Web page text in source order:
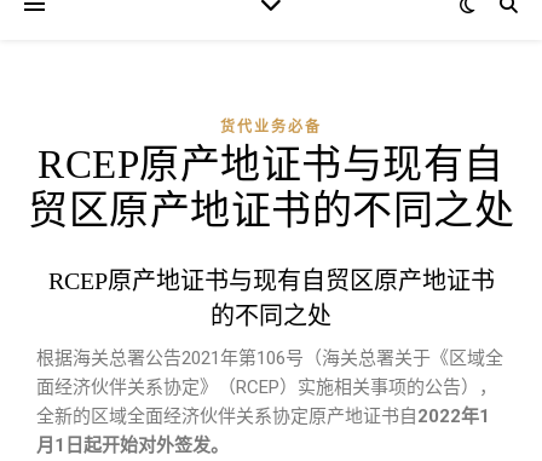
货代业务必备
RCEP原产地证书与现有自
贸区原产地证书的不同之处
RCEP原产地证书与现有自贸区原产地证书
的不同之处
根据海关总署公告2021年第106号（海关总署关于《区域全
面经济伙伴关系协定》（RCEP）实施相关事项的公告），
全新的区域全面经济伙伴关系协定原产地证书自2022年1
月1日起开始对外签发。